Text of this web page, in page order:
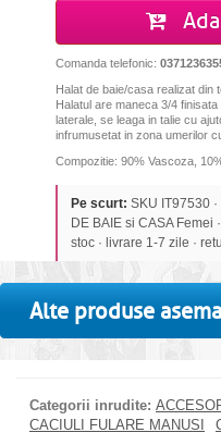
Comanda telefonic:
Halat de baie/casa realizat din
Halatul are maneca 3/4
laterale, se leaga in talie cu
infrumusetat in zona umerilor
Compozitie: 90% Vascoza,
Pe scurt: SKU IT97530 ·
DE BAIE si CASA Femei
stoc · livrare 1-7 zile ·
Alte produse
Categorii inrudite:
CACIULI FULARE MANUSI